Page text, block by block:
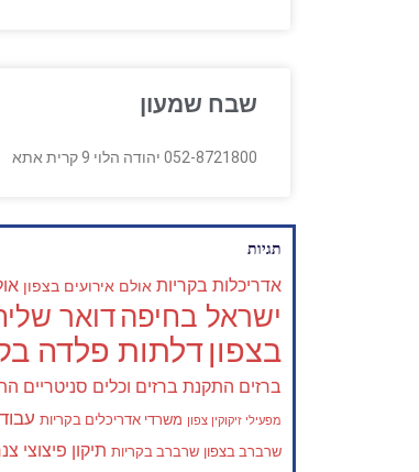
שבח שמעון
052-8721800 יהודה הלוי 9 קרית אתא
תגיות
אדריכלות בקריות אולם אירועים בצפון
ישראל בחיפה דואר
בצפון דלתות פלדה
ברזים התקנת ברזים וכלים סניטריים
מפעילי זיקוקין צפון משרדי אדריכלים בקריות
שרברב בצפון שרברב בקריות תיקון פיצוצי